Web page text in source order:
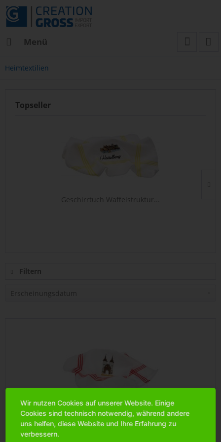
Menü
Heimtextilien
Topseller
Geschirrtuch Waffelstruktur...
Filtern
Geschirrtuch Waffelstruktur "Heidelberg" weiß,...
Wir nutzen Cookies auf unserer Website. Einige
Cookies sind technisch notwendig, während andere
uns helfen, diese Website und Ihre Erfahrung zu
verbessern.